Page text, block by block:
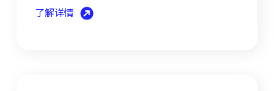
了解详情